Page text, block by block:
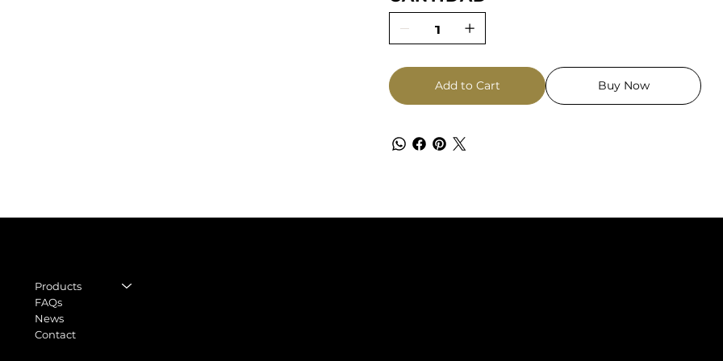
Add to Cart Buy Now
Products
FAQs
News
Contact